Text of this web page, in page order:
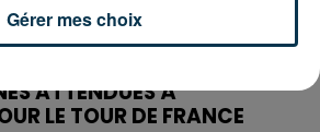
ATTENDUES À
LE TOUR DE FRANCE
Gérer mes choix